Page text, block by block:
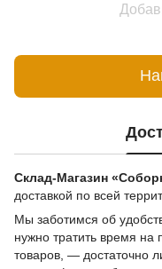
Склад-Магазин
доставкой по всей
Мы заботимся об
нужно тратить время
товаров, — достаточно